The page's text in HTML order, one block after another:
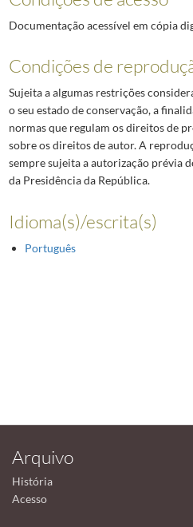
Documentação acessível em cópia
Condições de
Sujeita a algumas restrições
o seu estado de conservação, a
normas que regulam os direitos de
sobre os direitos de autor. A
sempre sujeita a autorização prévia
da Presidência da República.
Idioma(s)/escrita(s)
Português
Arquivo
História
Acesso